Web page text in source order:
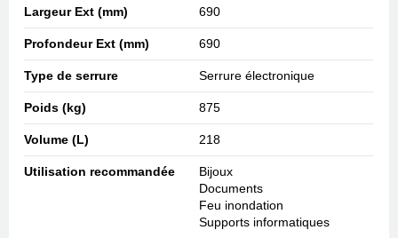
Largeur Ext (mm) 690
Profondeur Ext (mm) 690
Type de serrure Serrure électronique
Poids (kg) 875
Volume (L) 218
Utilisation recommandée
Bijoux
Documents
Feu inondation
Supports informatiques